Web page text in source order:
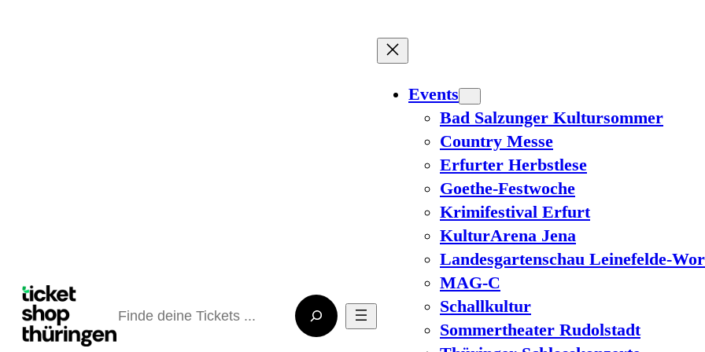
Events
Bad Salzunger Kultursommer
Country Messe
Erfurter Herbstlese
Goethe-Festwoche
Krimifestival Erfurt
KulturArena Jena
Landesgartenschau Leinefelde-
MAG-C
Schallkultur
Sommertheater Rudolstadt